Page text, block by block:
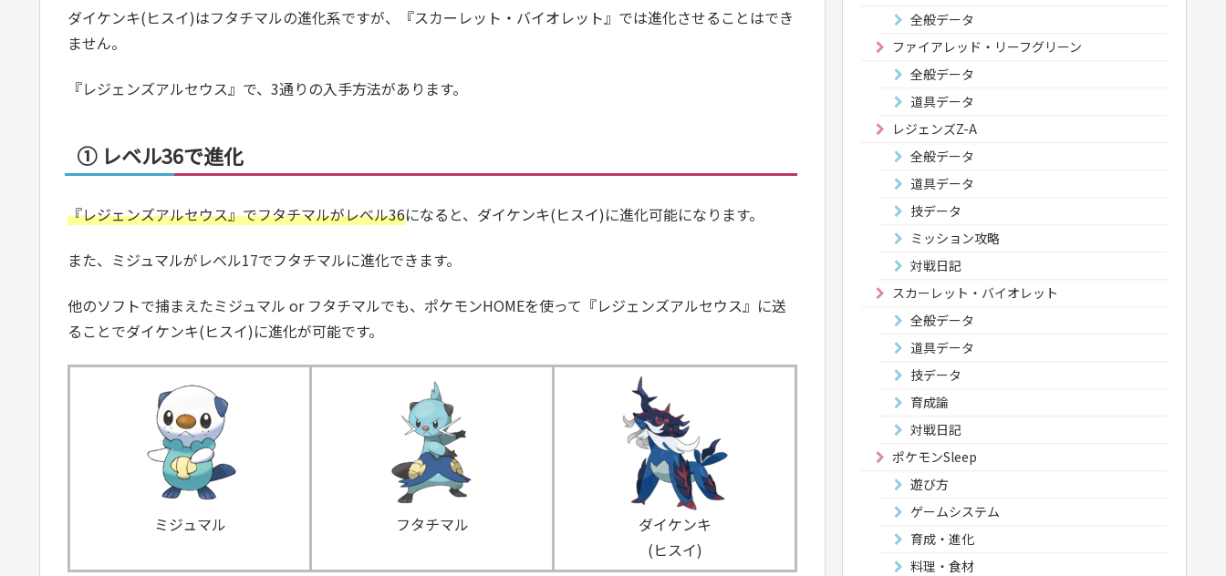
ダイケンキ(ヒスイ)はフタチマルの進化系ですが、『スカーレット・バイオレット』では進化させることはでき
ません。
『レジェンズアルセウス』で、3通りの入手方法があります。
① レベル36で進化
『レジェンズアルセウス』でフタチマルがレベル36になると、ダイケンキ(ヒスイ)に進化可能になります。
また、ミジュマルがレベル17でフタチマルに進化できます。
他のソフトで捕まえたミジュマル or フタチマルでも、ポケモンHOMEを使って『レジェンズアルセウス』に送
ることでダイケンキ(ヒスイ)に進化が可能です。
ミジュマル フタチマル
ダイケンキ
(ヒスイ)
全般データ
ファイアレッド・リーフグリーン
全般データ
道具データ
レジェンズZ-A
全般データ
道具データ
技データ
ミッション攻略
対戦日記
スカーレット・バイオレット
全般データ
道具データ
技データ
育成論
対戦日記
ポケモンSleep
遊び方
ゲームシステム
育成・進化
料理・食材